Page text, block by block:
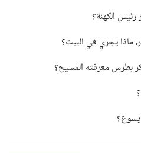
الكهنة؟‏
ماذا يجري في البيت؟‏
بطرس معرفته المسيح؟‏